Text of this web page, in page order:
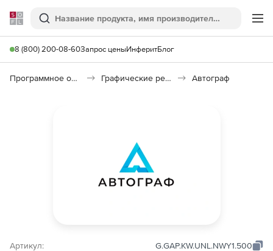
Softline
Поиск
8 (800) 200-08-60Запрос ценыИнферитБлог
Программное обеспечение для графики и дизайна Графические редакторы Автограф
Артикул: G.GAP.KW.UNL.NWY1.500